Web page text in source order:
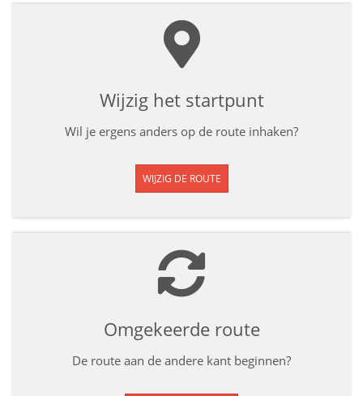
Wijzig het startpunt
Wil je ergens anders op de route inhaken?
WIJZIG DE ROUTE
Omgekeerde route
De route aan de andere kant beginnen?